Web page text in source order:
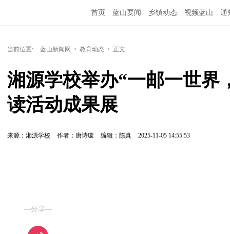
首页 蓝山要闻 乡镇动态 视频蓝山 通
当前位置: 蓝山新闻网 > 教育动态 > 正文
湘源学校举办“一邮一世界
读活动成果展
来源：湘源学校 作者：唐诗璇 编辑：陈真 2025-11-05 14:55:53
—分享—